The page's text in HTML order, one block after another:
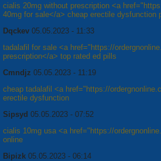
cialis 20mg without prescription <a
40mg for sale</a> cheap erectile dysfunction
Dqckev 05.05.2023 - 11:33
tadalafil for sale <a href="https://
prescription</a> top rated ed pills
Cmndjz 05.05.2023 - 11:19
cheap tadalafil <a href="https://
erectile dysfunction
Sipsyd 05.05.2023 - 07:52
cialis 10mg usa <a href="https://
online
Bipizk 05.05.2023 - 06:14